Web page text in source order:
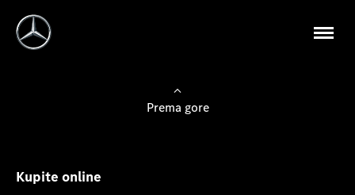
Prema gore
Kupite online